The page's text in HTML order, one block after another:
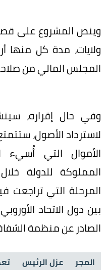
وينص المشروع على
ولايات، مدة كل منها
المجلس المالي من
وفي حال إقراره،
لاسترداد الأصول،
الأموال التي
المملوكة للدولة
المرحلة التي تراجعت
بين دول الاتحاد
الصادر عن منظمة
المجر عزل الرئيس